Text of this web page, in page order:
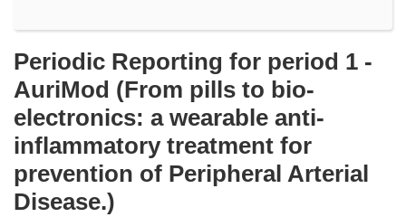
Periodic Reporting for period 1 -
AuriMod (From pills to bio-
electronics: a wearable anti-
inflammatory treatment for
prevention of Peripheral Arterial
Disease.)